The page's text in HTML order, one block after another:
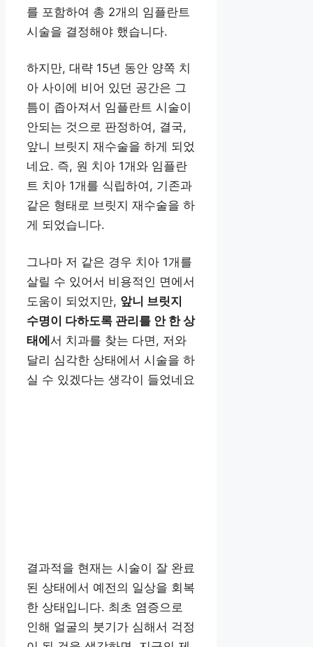
를 포함하여 총 2개의 임플란트
시술을 결정해야 했습니다.
하지만, 대략 15년 동안 양쪽 치
아 사이에 비어 있던 공간은 그
틈이 좁아져서 임플란트 시술이
안되는 것으로 판정하여, 결국,
앞니 브릿지 재수술을 하게 되었
네요. 즉, 원 치아 1개와 임플란
트 치아 1개를 식립하여, 기존과
같은 형태로 브릿지 재수술을 하
게 되었습니다.
그나마 저 같은 경우 치아 1개를
살릴 수 있어서 비용적인 면에서
도움이 되었지만, 앞니 브릿지
수명이 다하도록 관리를 안 한 상
태에 서 치과를 찾는 다면, 저와
달리 심각한 상태에서 시술을 하
실 수 있겠다는 생각이 들었네요
결과적을 현재는 시술이 잘 완료
된 상태에서 예전의 일상을 회복
한 상태입니다. 최초 염증으로
인해 얼굴의 붓기가 심해서 걱정